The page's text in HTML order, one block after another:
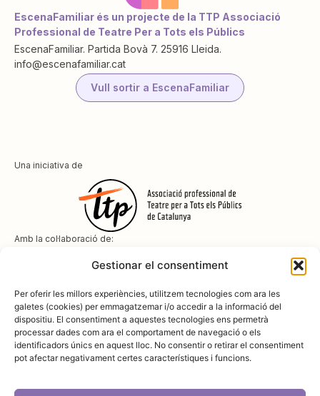
Gestionar el consentiment
Per oferir les millors experiències, utilitzem tecnologies com ara les
galetes (cookies) per emmagatzemar i/o accedir a la informació del
dispositiu. El consentiment a aquestes tecnologies ens permetrà
processar dades com ara el comportament de navegació o els
identificadors únics en aquest lloc. No consentir o retirar el consentiment
pot afectar negativament certes característiques i funcions.
EscenaFamiliar és un projecte de la TTP Associació
Professional de Teatre Per a Tots els Públics
EscenaFamiliar. Partida Bovà 7. 25916 Lleida.
info@escenafamiliar.cat
Vull sortir a EscenaFamiliar
Una iniciativa de
Amb la col·laboració de:
Amb el suport de